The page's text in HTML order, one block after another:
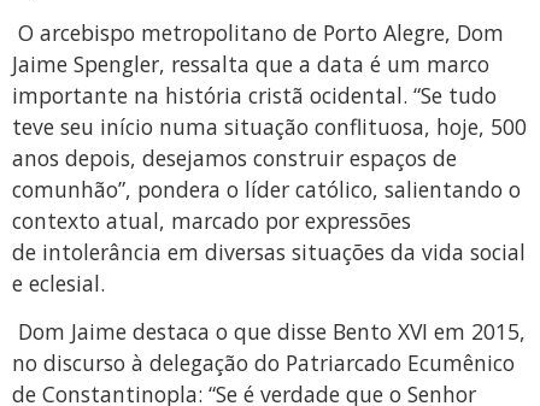
O arcebispo metropolitano de Porto Alegre, Dom
Jaime Spengler, ressalta que a data é um marco
importante na história cristã ocidental. “Se tudo
teve seu início numa situação conflituosa, hoje, 500
anos depois, desejamos construir espaços de
comunhão”, pondera o líder católico, salientando o
contexto atual, marcado por expressões
de intolerância em diversas situações da vida social
e eclesial.
Dom Jaime destaca o que disse Bento XVI em 2015,
no discurso à delegação do Patriarcado Ecumênico
de Constantinopla: “Se é verdade que o Senhor